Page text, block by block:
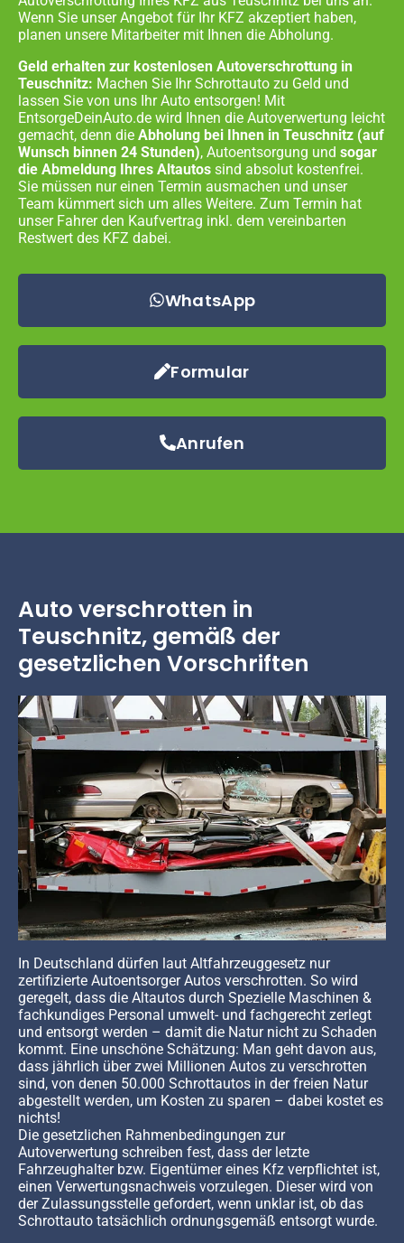
Wenn Sie unser Angebot für Ihr KFZ akzeptiert haben,
planen unsere Mitarbeiter mit Ihnen die Abholung.
Geld erhalten zur kostenlosen Autoverschrottung in
Teuschnitz: Machen Sie Ihr Schrottauto zu Geld und
lassen Sie von uns Ihr Auto entsorgen! Mit
EntsorgeDeinAuto.de wird Ihnen die Autoverwertung leicht
gemacht, denn die Abholung bei Ihnen in Teuschnitz (auf
Wunsch binnen 24 Stunden), Autoentsorgung und sogar
die Abmeldung Ihres Altautos sind absolut kostenfrei.
Sie müssen nur einen Termin ausmachen und unser
Team kümmert sich um alles Weitere. Zum Termin hat
unser Fahrer den Kaufvertrag inkl. dem vereinbarten
Restwert des KFZ dabei.
WhatsApp
Formular
Anrufen
Auto verschrotten in
Teuschnitz, gemäß der
gesetzlichen Vorschriften
In Deutschland dürfen laut Altfahrzeuggesetz nur
zertifizierte Autoentsorger Autos verschrotten. So wird
geregelt, dass die Altautos durch Spezielle Maschinen &
fachkundiges Personal umwelt- und fachgerecht zerlegt
und entsorgt werden – damit die Natur nicht zu Schaden
kommt. Eine unschöne Schätzung: Man geht davon aus,
dass jährlich über zwei Millionen Autos zu verschrotten
sind, von denen 50.000 Schrottautos in der freien Natur
abgestellt werden, um Kosten zu sparen – dabei kostet es
nichts!
Die gesetzlichen Rahmenbedingungen zur
Autoverwertung schreiben fest, dass der letzte
Fahrzeughalter bzw. Eigentümer eines Kfz verpflichtet ist,
einen Verwertungsnachweis vorzulegen. Dieser wird von
der Zulassungsstelle gefordert, wenn unklar ist, ob das
Schrottauto tatsächlich ordnungsgemäß entsorgt wurde.